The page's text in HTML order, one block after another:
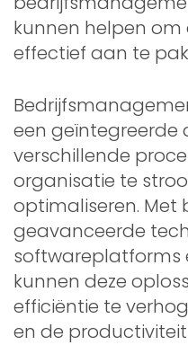
kunnen helpen
effectief aan te
een geïntegreerde
verschillende
organisatie te
optimaliseren. Met
geavanceerde
softwareplatforms
kunnen deze
efficiëntie te
en de